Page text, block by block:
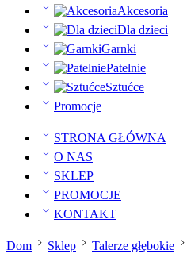
Akcesoria
Dla dzieci
Garnki
Patelnie
Sztućce
Promocje
STRONA GŁÓWNA
O NAS
SKLEP
PROMOCJE
KONTAKT
Dom Sklep Talerze głębokie